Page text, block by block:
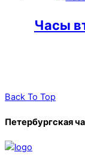
Часы
Back To Top
Петербургская